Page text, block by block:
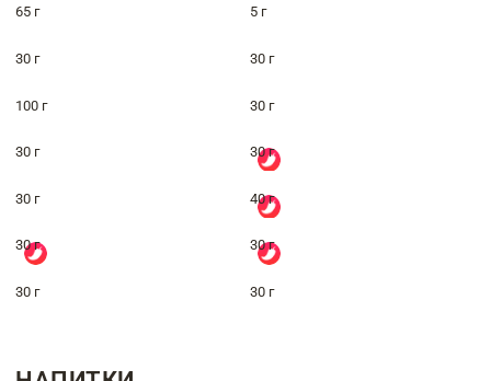
65 г 5 г
30 г 30 г
100 г 30 г
30 г 30 г
30 г 40 г
30 г 30 г
30 г 30 г